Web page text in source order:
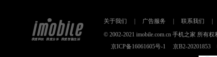
关于我们 广告服务 联系我们
© 2002-2021 imobile.com.cn 手机之家 所有
京ICP备16061605号-1
京B2-20201853